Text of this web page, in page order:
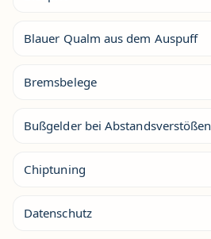
Blauer Qualm aus dem Auspuff
Bremsbelege
Bußgelder bei Abstandsverstößen
Chiptuning
Datenschutz